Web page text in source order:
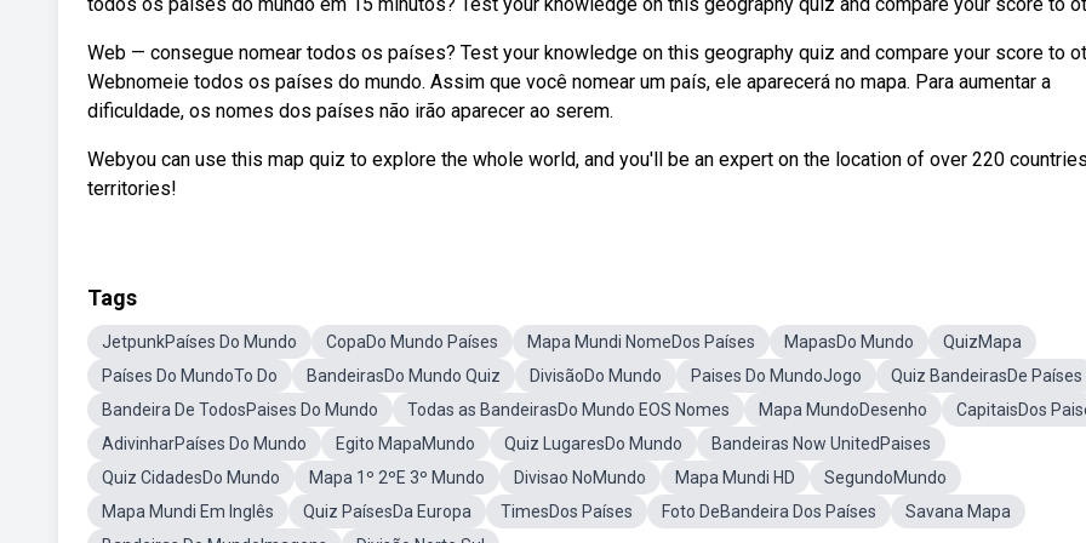
Web — consegue nomear todos os países? Test your knowledge on this geography quiz and compare your score to
Webnomeie todos os países do mundo. Assim que você nomear um país, ele aparecerá no mapa. Para aumentar a
dificuldade, os nomes dos países não irão aparecer ao serem.
Webyou can use this map quiz to explore the whole world, and you'll be an expert on the location of over 220
territories!
Tags
JetpunkPaíses Do Mundo CopaDo Mundo Países Mapa Mundi NomeDos Países MapasDo Mundo
QuizMapa
Países Do MundoTo Do
BandeirasDo Mundo Quiz DivisãoDo Mundo Paises Do MundoJogo
Quiz BandeirasDe Países
Bandeira De TodosPaises Do Mundo
Todas as BandeirasDo Mundo EOS Nomes Mapa MundoDesenho
CapitaisDos
AdivinharPaíses Do Mundo
Egito MapaMundo Quiz LugaresDo Mundo
Bandeiras Now UnitedPaises
Quiz CidadesDo Mundo
Mapa 1º 2ºE 3º Mundo Divisao NoMundo Mapa Mundi HD
SegundoMundo
Mapa Mundi Em Inglês
Quiz PaísesDa Europa TimesDos Países Foto DeBandeira Dos Países
Savana Mapa